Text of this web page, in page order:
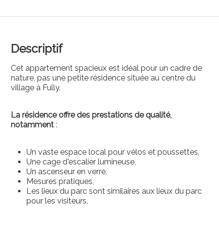
Descriptif
Cet appartement spacieux est idéal pour un cadre de
nature, pas une petite résidence située au centre du
village à Fully.
La résidence offre des prestations de qualité,
notamment :
Un vaste espace local pour vélos et poussettes,
Une cage d'escalier lumineuse,
Un ascenseur en verre,
Mesures pratiques,
Les lieux du parc sont similaires aux lieux du parc
pour les visiteurs.